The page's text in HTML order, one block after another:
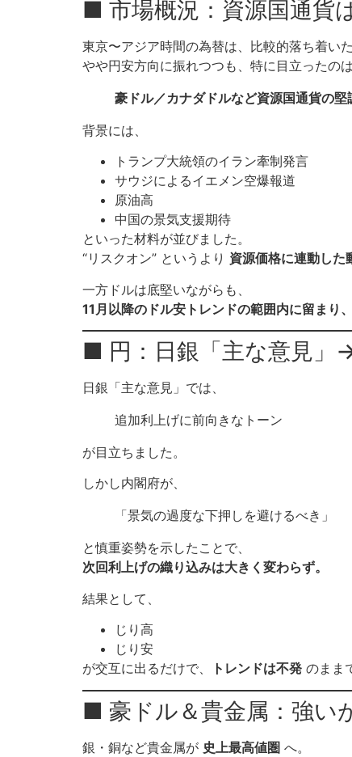
■ 市場概況：資源国通貨
東京〜アジア時間の為替は、比較的落ち着いた
やや円安方向に振れつつも、特に目立った
豪ドル／カナダドルなど資源国通貨の堅
背景には、
トランプ大統領のイラン牽制発言
サウジによるイエメン空爆報道
原油高
中国の景気支援期待
といった材料が並びました。
“リスクオン” というより 資源価格に連動した
一方ドルは底堅いながらも、
11月以降のドル安トレンドの範囲内に留まり
■ 円：日銀「主な意見」
日銀「主な意見」では、
追加利上げに前向きなトーン
が目立ちました。
しかし内閣府が、
「景気の過度な下押しを避けるべき」
と慎重姿勢を示したことで、
次回利上げの織り込みは大きく変わらず。
結果として、
じり高
じり安
が交互に出るだけで、
トレンドは不発 のまま
■ 豪ドル＆貴金属：強い
銀・銅など貴金属が 史上最高値圏 へ。